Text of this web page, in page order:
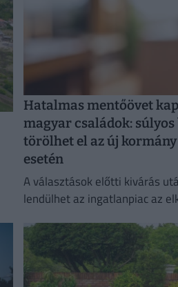
Hatalmas mentőövet
magyar családok:
törölhet el az új kormány
esetén
A választások előtti kivárás
lendülhet az ingatlanpiac az